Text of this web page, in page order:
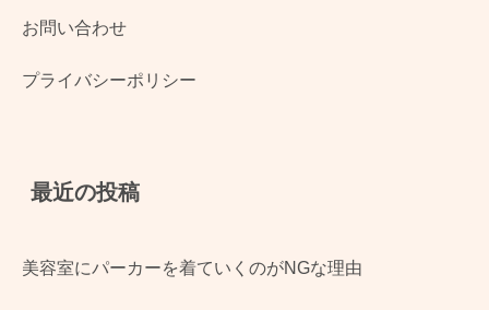
お問い合わせ
プライバシーポリシー
最近の投稿
美容室にパーカーを着ていくのがNGな理由